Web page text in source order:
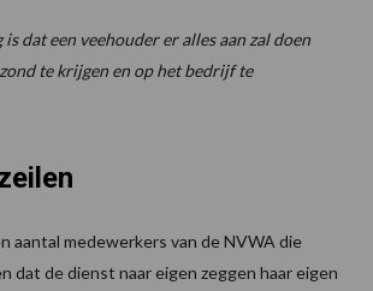
dat een veehouder er alles aan zal doen
te krijgen en op het bedrijf te
aantal medewerkers van de NVWA die
dat de dienst naar eigen zeggen haar eigen